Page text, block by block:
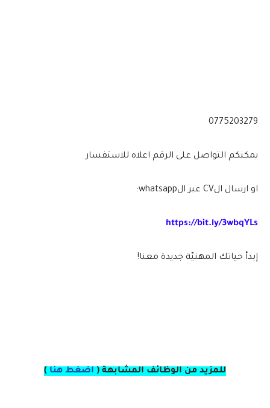
0775203279
يمكنكم التواصل على الرقم اعلاه للاستفسار
او ارسال الCV عبر الwhatsapp:
https://bit.ly/3wbqYLs
إبدأ حياتك المهنيّة جديدة معنا!
للمزيد من الوظائف المشابهة ( اضغط هنا )